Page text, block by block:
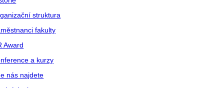
struktura
fakulty
Award
a kurzy
nás najdete